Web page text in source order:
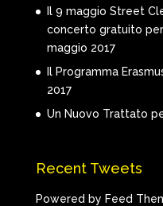
Il 9 maggio Street
concerto gratuito per
maggio 2017
Il Programma
2017
Un Nuovo Trattato
Recent Tweets
Powered by Feed